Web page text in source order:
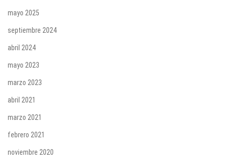
mayo 2025
septiembre 2024
abril 2024
mayo 2023
marzo 2023
abril 2021
marzo 2021
febrero 2021
noviembre 2020